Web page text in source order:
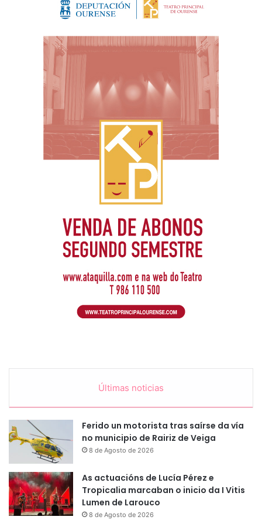
Últimas noticias
Ferido un motorista tras saírse da vía
no municipio de Rairiz de Veiga
8 de Agosto de 2026
As actuacións de Lucía Pérez e
Tropicalia marcaban o inicio da I Vitis
Lumen de Larouco
8 de Agosto de 2026